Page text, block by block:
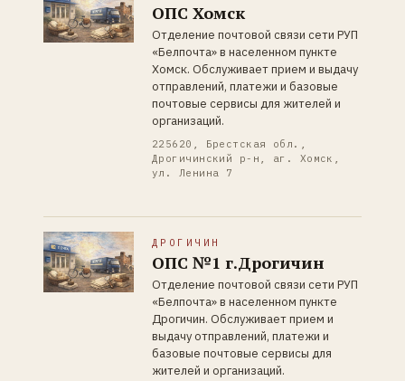
ОПС Хомск
Отделение почтовой связи сети РУП
«Белпочта» в населенном пункте
Хомск. Обслуживает прием и выдачу
отправлений, платежи и базовые
почтовые сервисы для жителей и
организаций.
225620, Брестская обл.,
Дрогичинский р-н, аг. Хомск,
ул. Ленина 7
ДРОГИЧИН
ОПС №1 г.Дрогичин
Отделение почтовой связи сети РУП
«Белпочта» в населенном пункте
Дрогичин. Обслуживает прием и
выдачу отправлений, платежи и
базовые почтовые сервисы для
жителей и организаций.